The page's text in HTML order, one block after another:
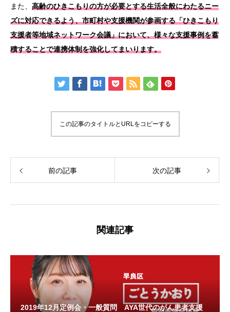
また、 高齢のひきこもりの方が必要とする生活全般にわたるニー
ズに対応できるよう、市町村や支援機関が参画する「ひきこもり
支援者等地域ネットワーク会議」において、様々な支援事例を蓄
積することで連携体制を強化してまいります。
この記事のタイトルとURLをコピーする
前の記事 次の記事
関連記事
2019年12月定例会・一般質問 AYA世代のがん患者支援